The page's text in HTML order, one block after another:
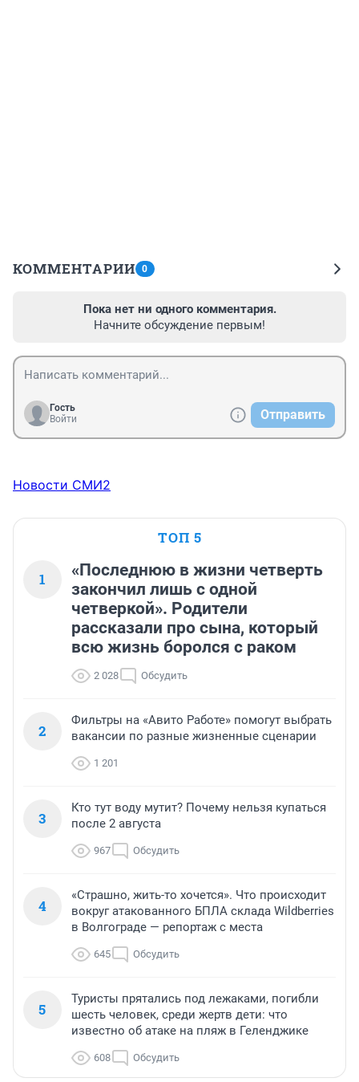
КОММЕНТАРИИ 0
Пока нет ни одного комментария.
Начните обсуждение первым!
Гость
Войти
Отправить
Новости СМИ2
ТОП 5
1
«Последнюю в жизни четверть
закончил лишь с одной
четверкой». Родители
рассказали про сына, который
всю жизнь боролся с раком
2 028 Обсудить
2
Фильтры на «Авито Работе» помогут выбрать
вакансии по разные жизненные сценарии
1 201
3
Кто тут воду мутит? Почему нельзя купаться
после 2 августа
967 Обсудить
4
«Страшно, жить-то хочется». Что происходит
вокруг атакованного БПЛА склада Wildberries
в Волгограде — репортаж с места
645 Обсудить
5
Туристы прятались под лежаками, погибли
шесть человек, среди жертв дети: что
известно об атаке на пляж в Геленджике
608 Обсудить